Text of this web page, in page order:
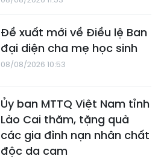
Đề xuất mới về Điều lệ Ban
đại diện cha mẹ học sinh
08/08/2026 10:53
Ủy ban MTTQ Việt Nam tỉnh
Lào Cai thăm, tặng quà
các gia đình nạn nhân chất
độc da cam